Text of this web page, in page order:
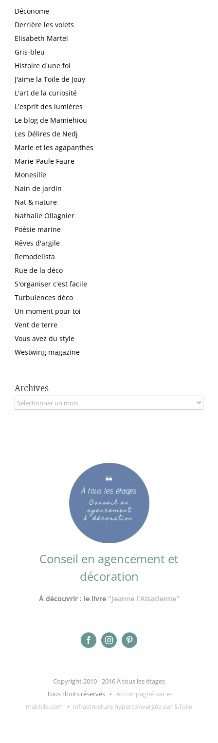
Déconome
Derrière les volets
Elisabeth Martel
Gris-bleu
Histoire d'une foi
J'aime la Toile de Jouy
L'art de la curiosité
L'esprit des lumières
Le blog de Mamiehiou
Les Délires de Nedj
Marie et les agapanthes
Marie-Paule Faure
Monesille
Nain de jardin
Nat & nature
Nathalie Ollagnier
Poésie marine
Rêves d'argile
Remodelista
Rue de la déco
S'organiser c'est facile
Turbulences déco
Un moment pour toi
Vent de terre
Vous avez du style
Westwing magazine
Archives
Archives
Conseil en agencement et
décoration
À découvrir : le livre "Jeanne l'Alsacienne"
Copyright 2010 - 2016 À tous les étages
Tous droits réservés • Accompagné par e-
makhila.com • Infrastructure hyperconvergée par &Toile